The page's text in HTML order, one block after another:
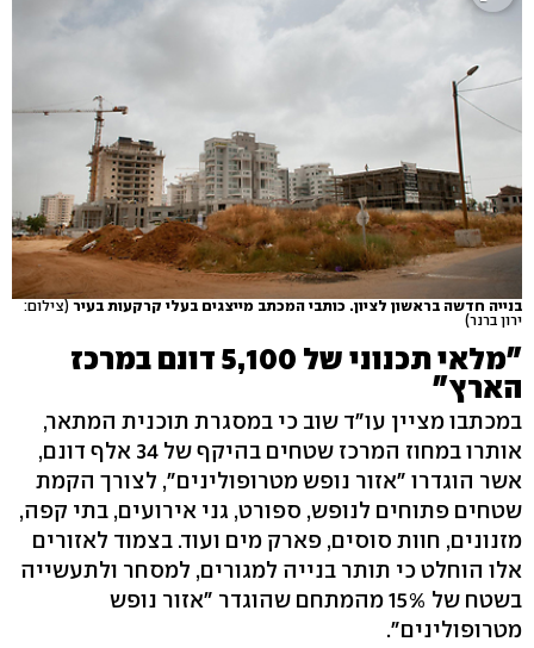
בנייה חדשה בראשון לציון. כותבי המכתב מייצגים בעלי קרקעות בעיר (צילום:
ירון ברנר)
"מלאי תכנוני של 5,100 דונם במרכז
הארץ"
במכתבו מציין עו"ד שוב כי במסגרת תוכנית המתאר,
אותרו במחוז המרכז שטחים בהיקף של 34 אלף דונם,
אשר הוגדרו "אזור נופש מטרופולינים", לצורך הקמת
שטחים פתוחים לנופש, ספורט, גני אירועים, בתי קפה,
מזנונים, חוות סוסים, פארק מים ועוד. בצמוד לאזורים
אלו הוחלט כי תותר בנייה למגורים, למסחר ולתעשייה
בשטח של 15% מהמתחם שהוגדר "אזור נופש
מטרופולינים".